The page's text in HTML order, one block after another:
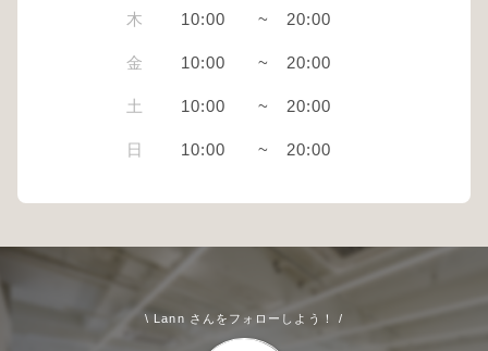
木 10:00 ~ 20:00
金 10:00 ~ 20:00
土 10:00 ~ 20:00
日 10:00 ~ 20:00
\ Lann さんをフォローしよう！ /